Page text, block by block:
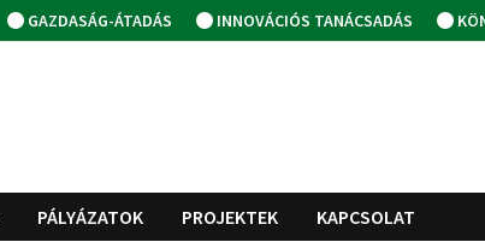
GAZDASÁG-ÁTADÁS INNOVÁCIÓS TANÁCSADÁS
PÁLYÁZATOK PROJEKTEK KAPCSOLAT